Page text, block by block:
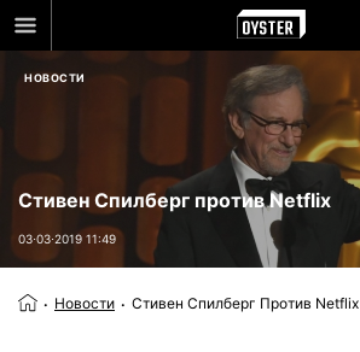
НОВОСТИ
Стивен Спилберг против Netflix
03⋅03⋅2019 11:49
Новости Стивен Спилберг Против Netflix